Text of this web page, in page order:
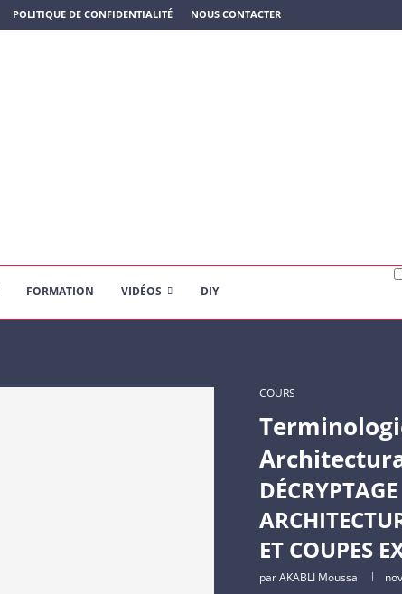
POLITIQUE DE CONFIDENTIALITÉ NOUS CONTACTER
FORMATION VIDÉOS DIY
COURS
DÉCRYPTAGE
ET COUPES
parAKABLI Moussa